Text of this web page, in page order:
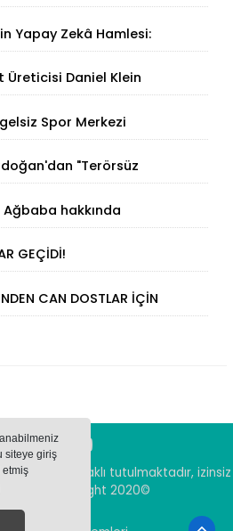
siteye giriş
etmiş
Yapay Zekâ Hamlesi:
Özel Analiz
Üreticisi Daniel Klein
Spor Merkezi
"Terörsüz
hakkında
gönderildi
GEÇİDİ!
CAN DOSTLAR İÇİN
tüm hakları saklı tutulmaktadır, izinsiz
Copyright 2020©